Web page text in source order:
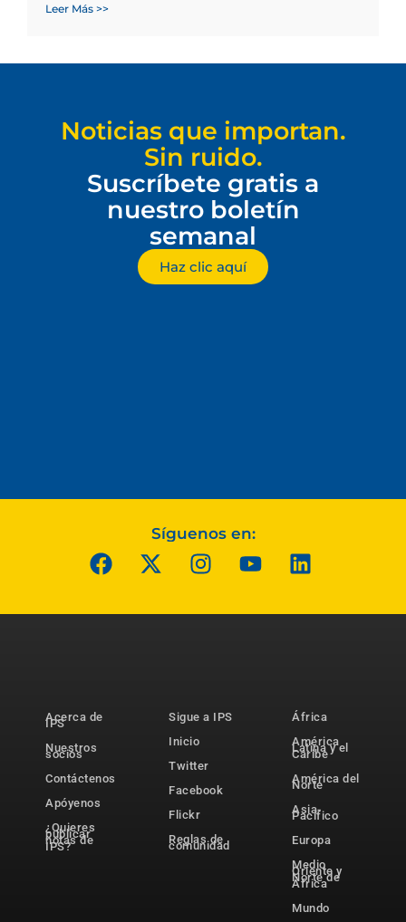
Leer Más >>
Noticias que importan.
Sin ruido.
Suscríbete gratis a
nuestro boletín
semanal
Haz clic aquí
Síguenos en:
Acerca de
IPS
Nuestros
socios
Contáctenos
Apóyenos
¿Quieres
publicar
notas de
IPS?
Sigue a IPS
Inicio
Twitter
Facebook
Flickr
Reglas de
comunidad
África
América
Latina y el
Caribe
América del
Norte
Asia-
Pacífico
Europa
Medio
Oriente y
Norte de
África
Mundo